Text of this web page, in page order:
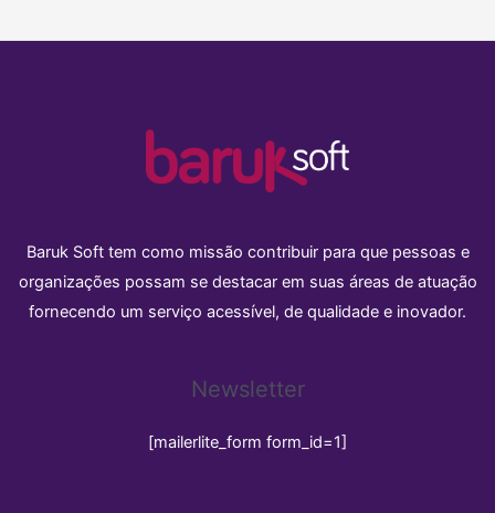
Baruk Soft tem como missão contribuir para que pessoas e
organizações possam se destacar em suas áreas de atuação
fornecendo um serviço acessível, de qualidade e inovador.
Newsletter
[mailerlite_form form_id=1]